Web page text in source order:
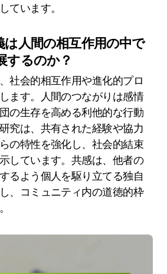
ています。
は人間の相互作用の中で
するのか？
社会的相互作用や進化的プロ
ます。人間のつながりは感情
の生存を高める利他的な行動
究は、共有された経験や協力
の特性を強化し、社会的結束
しています。共感は、他者の
るよう個人を駆り立てる独自
、コミュニティ内の道徳的枠